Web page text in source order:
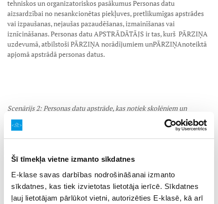
Šī tīmekļa vietne izmanto sīkdatnes
E-klase savas darbības nodrošināšanai izmanto
sīkdatnes, kas tiek izvietotas lietotāja ierīcē. Sīkdatnes
ļauj lietotājam pārlūkot vietni, autorizēties E-klasē, kā arī
tehniskos un organizatoriskos pasākumus Personas datu
aizsardzībai no nesankcionētas piekļuves, pretlikumīgas apstrādes
vai izpaušanas, nejaušas pazaudēšanas, izmainīšanas vai
iznīcināšanas. Personas datu APSTRĀDĀTĀJS ir tas, kurš PĀRZIŅA
uzdevumā, atbilstoši PĀRZIŅA norādījumiem unPĀRZIŅAnoteiktā
apjomā apstrādā personas datus.
Scenārijs 2: Personas datu apstrāde, kas notiek skolēniem un
vecākiem lietojot E-klasi.
Pie šī scenārija personas datu apstrādes mērķis ir nodrošināt
datus, saņemt notifikācijas no E-klases, pieteikt skolēna kavējumus,
sūtīt vēstules E-klases pastā. PĀRZINIS šādai personas datu
apstrādei ir SABIEDRĪBA, jo tieši Sabiedrība šai gadījumā nosaka
mērķus un līdzekļus sistēmā notiekošai personas datu apstrādei.